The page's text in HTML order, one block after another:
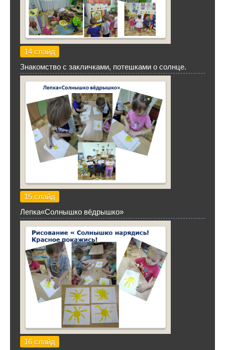
14 слайд
Знакомство с закличками, потешками о солнце.
15 слайд
Лепка«Солнышко вёдрышко»
16 слайд